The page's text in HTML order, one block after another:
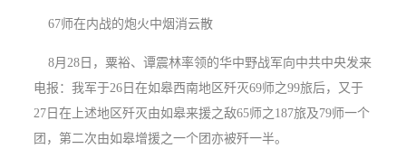
67师在内战的炮火中烟消云散
8月28日，粟裕、谭震林率领的华中野战军向中共中央发来
电报：我军于26日在如皋西南地区歼灭69师之99旅后，又于
27日在上述地区歼灭由如皋来援之敌65师之187旅及79师一个
团，第二次由如皋增援之一个团亦被歼一半。